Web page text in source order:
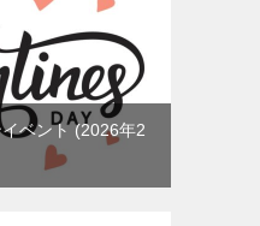
ベント 2026年2